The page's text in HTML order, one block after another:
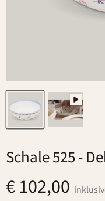
Schale 525-
€ 102,00